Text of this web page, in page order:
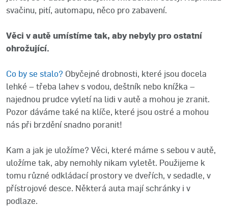
svačinu, pití, automapu, něco pro zabavení.
Věci v autě umístíme tak, aby nebyly pro ostatní
ohrožující.
Co by se stalo? Obyčejné drobnosti, které jsou docela
lehké – třeba lahev s vodou, deštník nebo knížka –
najednou prudce vyletí na lidi v autě a mohou je zranit.
Pozor dáváme také na klíče, které jsou ostré a mohou
nás při brzdění snadno poranit!
Kam a jak je uložíme? Věci, které máme s sebou v autě,
uložíme tak, aby nemohly nikam vyletět. Použijeme k
tomu různé odkládací prostory ve dveřích, v sedadle, v
přístrojové desce. Některá auta mají schránky i v
podlaze.